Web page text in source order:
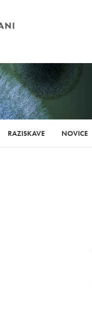
RAZISKAVE NOVICE